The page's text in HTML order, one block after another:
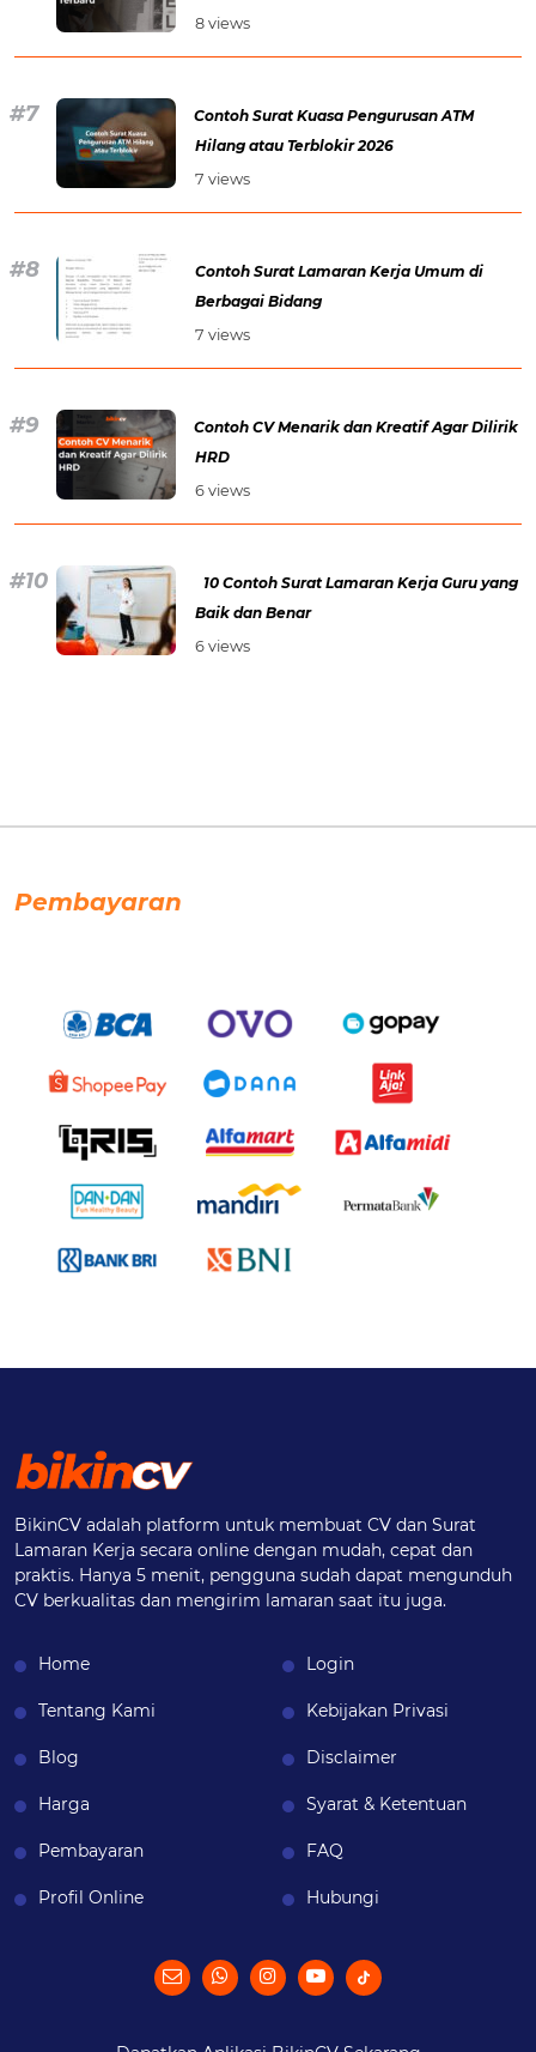
8 views
Contoh Surat Kuasa Pengurusan ATM
Hilang atau Terblokir 2026
7 views
Contoh Surat Lamaran Kerja Umum di
Berbagai Bidang
7 views
Contoh CV Menarik dan Kreatif Agar Dilirik
HRD
6 views
10 Contoh Surat Lamaran Kerja Guru yang
Baik dan Benar
6 views
Pembayaran
BikinCV adalah platform untuk membuat CV dan Surat
Lamaran Kerja secara online dengan mudah, cepat dan
praktis. Hanya 5 menit, pengguna sudah dapat mengunduh
CV berkualitas dan mengirim lamaran saat itu juga.
Home
Tentang Kami
Blog
Harga
Pembayaran
Profil Online
Login
Kebijakan Privasi
Disclaimer
Syarat & Ketentuan
FAQ
Hubungi